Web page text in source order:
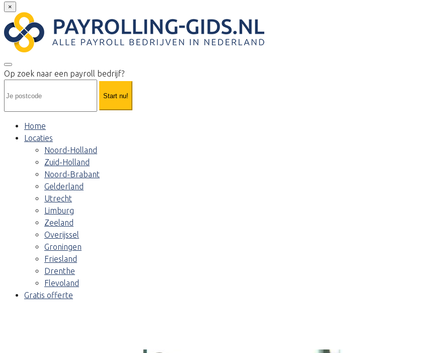
×
Op zoek naar een payroll bedrijf?
Start nu!
Home
Locaties
Noord-Holland
Zuid-Holland
Noord-Brabant
Gelderland
Utrecht
Limburg
Zeeland
Overijssel
Groningen
Friesland
Drenthe
Flevoland
Gratis offerte